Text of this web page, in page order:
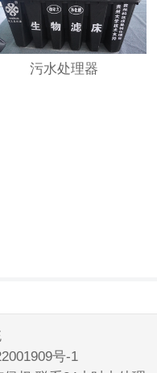
污水处理器
号-1